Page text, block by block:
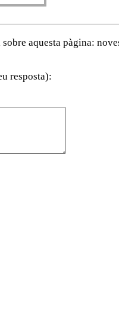
aquesta pàgina:
resposta):